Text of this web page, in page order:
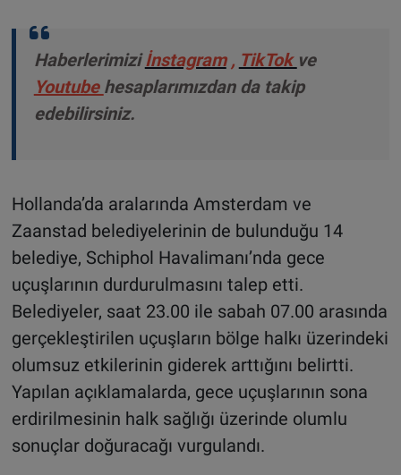
Haberlerimiziİnstagram , TikTok ve
Youtube hesaplarımızdan da takip
edebilirsiniz.
Hollanda’da aralarında Amsterdam ve
Zaanstad belediyelerinin de bulunduğu 14
belediye, Schiphol Havalimanı’nda gece
uçuşlarının durdurulmasını talep etti.
Belediyeler, saat 23.00 ile sabah 07.00 arasında
gerçekleştirilen uçuşların bölge halkı üzerindeki
olumsuz etkilerinin giderek arttığını belirtti.
Yapılan açıklamalarda, gece uçuşlarının sona
erdirilmesinin halk sağlığı üzerinde olumlu
sonuçlar doğuracağı vurgulandı.